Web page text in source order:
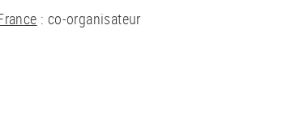
: co-organisateur